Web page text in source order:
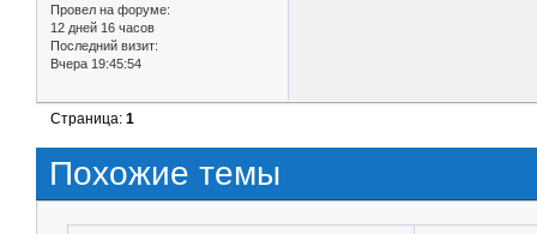
Провел на форуме:
12 дней 16 часов
Последний визит:
Вчера 19:45:54
Страница:1
Похожие темы